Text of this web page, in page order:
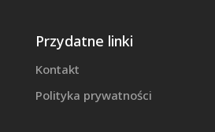
Przydatne linki
Kontakt
Polityka prywatności